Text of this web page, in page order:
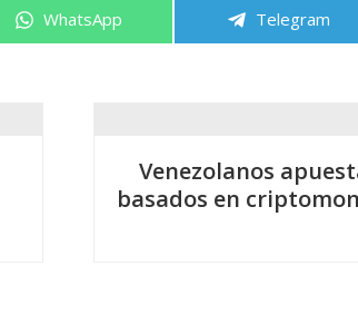
Compartir
WhatsApp Compartir
Telegram
Venezolanos
basados en